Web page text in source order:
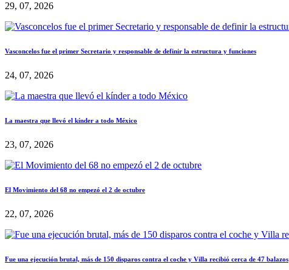
29, 07, 2026
Vasconcelos fue el primer Secretario y responsable de definir la estructura y funciones
24, 07, 2026
La maestra que llevó el kínder a todo México
23, 07, 2026
El Movimiento del 68 no empezó el 2 de octubre
22, 07, 2026
Fue una ejecución brutal, más de 150 disparos contra el coche y Villa recibió cerca de 47 balazos